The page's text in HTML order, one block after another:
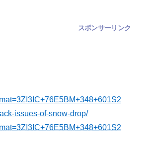
スポンサーリンク
issues-of-snow-drop/